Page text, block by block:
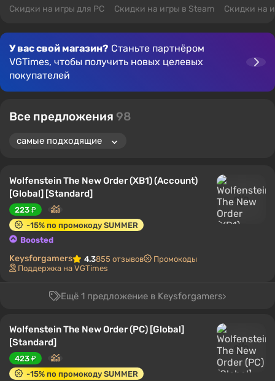
Скидки на игры для PC Скидки на игры в Steam Скидки на
У вас свой магазин? Станьте партнёром
VGTimes, чтобы получить новых целевых
покупателей
Все предложения 98
Wolfenstein The New Order (XB1) (Account)
[Global] [Standard]
223 ₽
-15% по промокоду SUMMER
Boosted
Keysforgamers 4.3855 отзывов
Промокоды
Поддержка на VGTimes
Ещё 1 предложение в Keysforgamers
Wolfenstein The New Order (PC) [Global]
[Standard]
423 ₽
-15% по промокоду SUMMER